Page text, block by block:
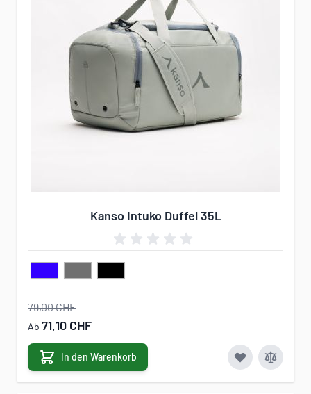
Kanso Intuko Duffel 35L
79,00 CHF
Ab 71,10 CHF
In den Warenkorb